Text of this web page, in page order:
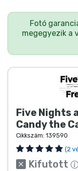
Fotó
megegyezik a
Five Nights
Candy the
Cikkszám: 139590
(2
Kifutott
Mesés
Animés
Gamer
Sportos
Zenés